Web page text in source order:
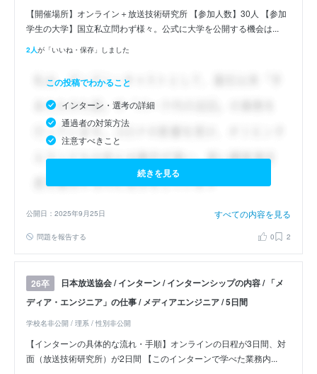
【開催場所】オンライン＋放送技術研究所 【参加人数】30人 【参加
学生の大学】国立私立問わず様々。公式に大学を公開する機会は...
2人が「いいね・保存」しました
この投稿でわかること
インターン・選考の詳細
通過者の対策方法
注意すべきこと
続きを見る
公開日：2025年9月25日 すべての内容を見る
問題を報告する 0 2
26卒
日本放送協会 / インターン / インターンシップの内容 / 「メ
ディア・エンジニア」の仕事 / メディアエンジニア / 5日間
学校名非公開 / 理系 / 性別非公開
【インターンの具体的な流れ・手順】オンラインの日程が3日間、対
面（放送技術研究所）が2日間 【このインターンで学べた業務内...